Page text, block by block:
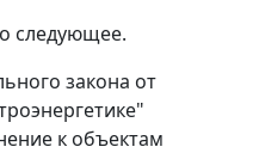
следующее.
закона от
к объектам